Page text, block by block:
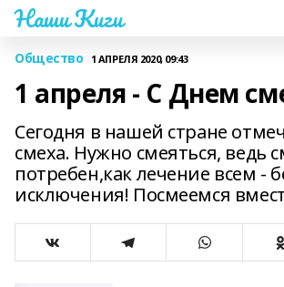
Наши Киги
Общество 1 АПРЕЛЯ 2020, 09:43
1 апреля - С Днем
Сегодня в нашей стране
смеха. Нужно смеяться, ведь
потребен,как лечение всем -
исключения! Посмеемся